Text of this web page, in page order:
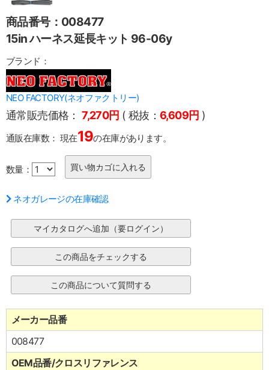
商品番号：008477
15in ハーネス延長キット 96-06y
ブランド：
NEO FACTORY(ネオファクトリー)
通常販売価格： 7,270円 ( 税抜：6,609円 )
通販在庫数： 現在19の在庫があります。
数量：
ネオガレージの在庫確認
メーカー品番
008477
OEM品番/クロスリファレンス